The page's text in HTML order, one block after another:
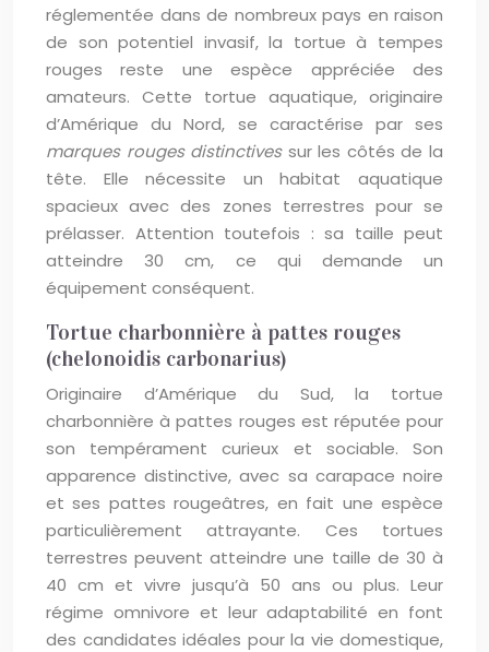
réglementée dans de nombreux pays en raison
de son potentiel invasif, la tortue à tempes
rouges reste une espèce appréciée des
amateurs. Cette tortue aquatique, originaire
d’Amérique du Nord, se caractérise par ses
marques rouges distinctivessur les côtés de la
tête. Elle nécessite un habitat aquatique
spacieux avec des zones terrestres pour se
prélasser. Attention toutefois : sa taille peut
atteindre 30 cm, ce qui demande un
équipement conséquent.
Tortue charbonnière à pattes rouges
(chelonoidis carbonarius)
Originaire d’Amérique du Sud, la tortue
charbonnière à pattes rouges est réputée pour
son tempérament curieux et sociable. Son
apparence distinctive, avec sa carapace noire
et ses pattes rougeâtres, en fait une espèce
particulièrement attrayante. Ces tortues
terrestres peuvent atteindre une taille de 30 à
40 cm et vivre jusqu’à 50 ans ou plus. Leur
régime omnivore et leur adaptabilité en font
des candidates idéales pour la vie domestique,